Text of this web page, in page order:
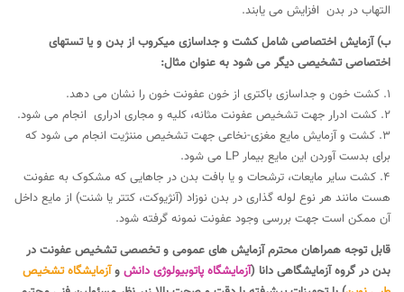
التهاب در بدن افزایش می یابند.
ب) آزمایش اختصاصی شامل کشت و جداسازی میکروب از بدن و یا تستهای
اختصاصی تشخیصی دیگر می شود به عنوان مثال:
۱. کشت خون و جداسازی باکتری از خون عفونت خون را نشان می دهد.
۲. کشت ادرار جهت تشخیص عفونت مثانه، کلیه و مجاری ادراری انجام می شود.
۳. کشت و آزمایش مایع مغزی-نخاعی جهت تشخیص مننژیت انجام می شود که
برای بدست آوردن این مایع بیمار LP می شود.
۴. کشت سایر مایعات، ترشحات و یا بافت بدن در جاهایی که مشکوک به عفونت
هست مانند هر نوع لوله گذاری در بدن نوزاد (آنژیوکت، کتتر یا شنت) از مایع داخل
آن ممکن است جهت بررسی وجود عفونت نمونه گرفته شود.
قابل توجه همراهان محترم آزمایش های عمومی و تخصصی تشخیص عفونت در
بدن در گروه آزمایشگاهی دانا (آزمایشگاه پاتوبیولوژی دانش وآزمایشگاه تشخیص